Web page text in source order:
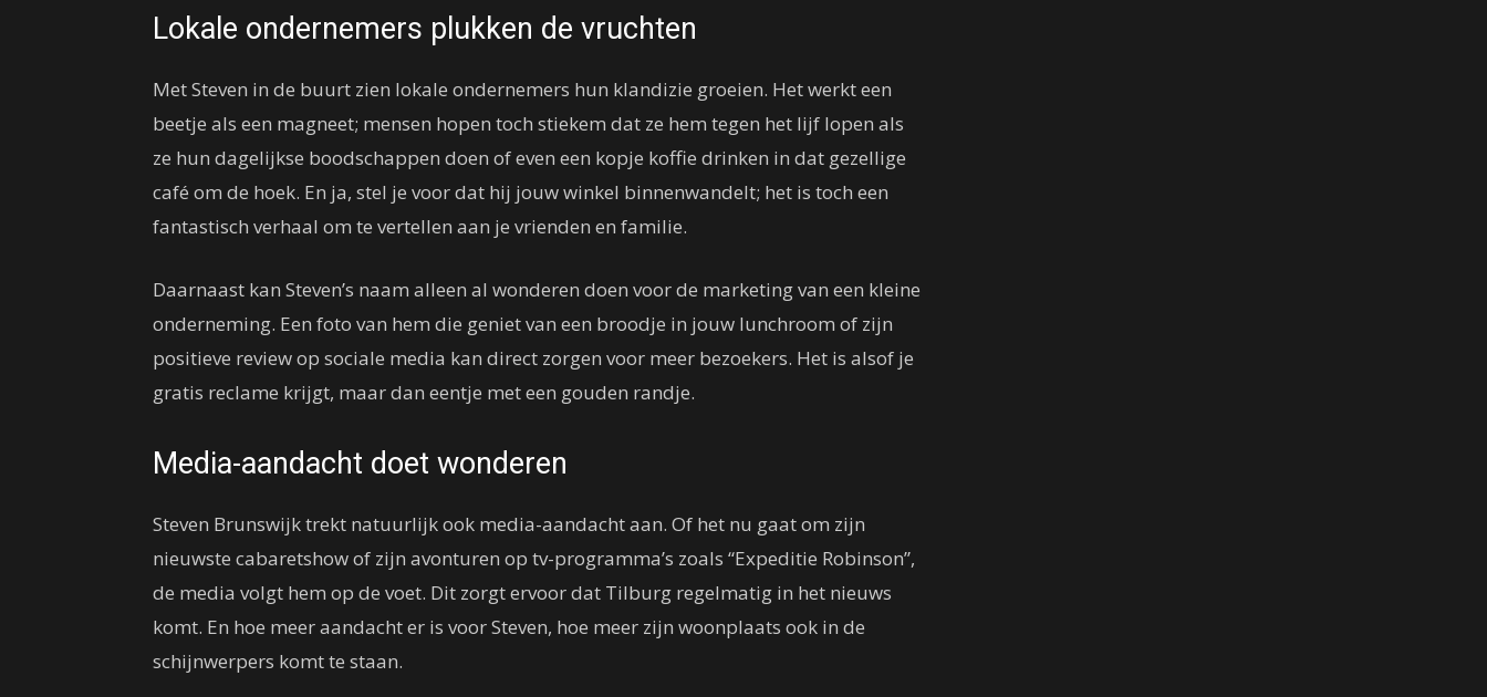
Lokale ondernemers plukken de vruchten
Met Steven in de buurt zien lokale ondernemers hun klandizie groeien. Het werkt een
beetje als een magneet; mensen hopen toch stiekem dat ze hem tegen het lijf lopen als
ze hun dagelijkse boodschappen doen of even een kopje koffie drinken in dat gezellige
café om de hoek. En ja, stel je voor dat hij jouw winkel binnenwandelt; het is toch een
fantastisch verhaal om te vertellen aan je vrienden en familie.
Daarnaast kan Steven’s naam alleen al wonderen doen voor de marketing van een kleine
onderneming. Een foto van hem die geniet van een broodje in jouw lunchroom of zijn
positieve review op sociale media kan direct zorgen voor meer bezoekers. Het is alsof je
gratis reclame krijgt, maar dan eentje met een gouden randje.
Media-aandacht doet wonderen
Steven Brunswijk trekt natuurlijk ook media-aandacht aan. Of het nu gaat om zijn
nieuwste cabaretshow of zijn avonturen op tv-programma’s zoals “Expeditie Robinson”,
de media volgt hem op de voet. Dit zorgt ervoor dat Tilburg regelmatig in het nieuws
komt. En hoe meer aandacht er is voor Steven, hoe meer zijn woonplaats ook in de
schijnwerpers komt te staan.